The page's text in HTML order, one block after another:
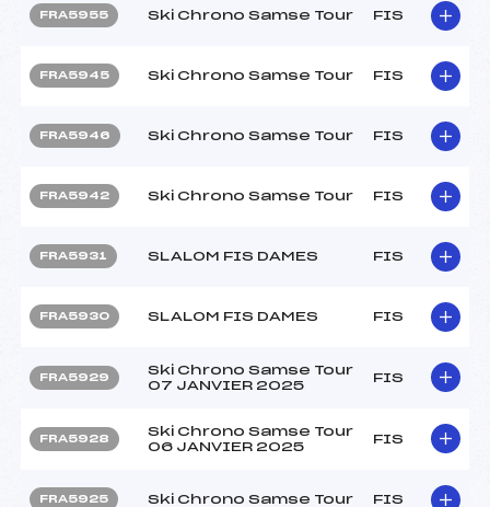
FRA5955 Ski Chrono Samse Tour FIS
FRA5945 Ski Chrono Samse Tour FIS
FRA5946 Ski Chrono Samse Tour FIS
FRA5942 Ski Chrono Samse Tour FIS
FRA5931 SLALOM FIS DAMES FIS
FRA5930 SLALOM FIS DAMES FIS
FRA5929
Ski Chrono Samse Tour
07 JANVIER 2025
FIS
FRA5928
Ski Chrono Samse Tour
06 JANVIER 2025
FIS
FRA5925 Ski Chrono Samse Tour FIS